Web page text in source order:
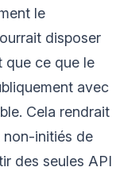
le
disposer
que ce que le
avec
Cela rendrait
non-initiés de
des seules API